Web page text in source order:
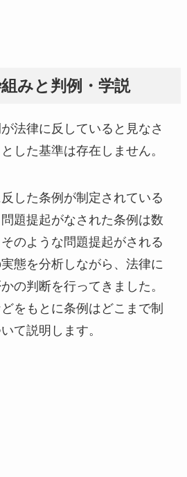
みと判例・学説
法律に反していると見なさ
した基準は存在しません。
した条例が制定されている
題提起がなされた条例は数
のような問題提起がされる
態を分析しながら、法律に
の判断を行ってきました。
をもとに条例はどこまで制
て説明します。